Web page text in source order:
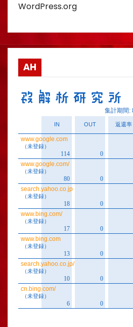
WordPress.org
AH